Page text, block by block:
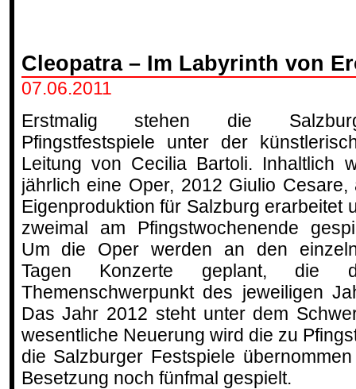
Cleopatra – Im Labyrinth von
07.06.2011
Erstmalig stehen die
Pfingstfestspiele unter der
Leitung von Cecilia Bartoli. Inhaltlich
jährlich eine Oper, 2012 Giulio Cesare,
Eigenproduktion für Salzburg erarbeitet
zweimal am Pfingstwochenende
Um die Oper werden an den
Tagen Konzerte geplant, die
Themenschwerpunkt des jeweiligen
Das Jahr 2012 steht unter dem
wesentliche Neuerung wird die zu
die Salzburger Festspiele
Besetzung noch fünfmal gespielt.